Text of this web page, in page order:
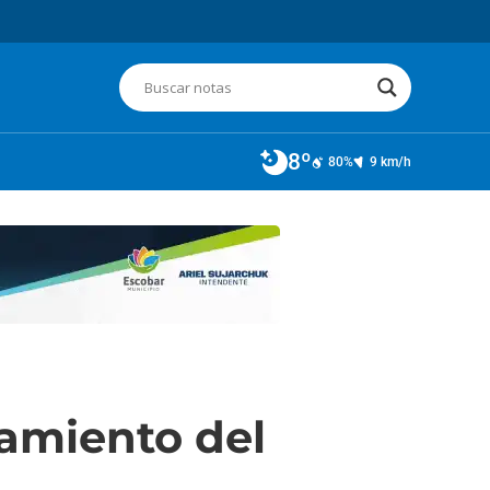
8º 80% 9 km/h
del